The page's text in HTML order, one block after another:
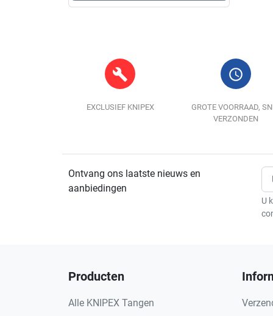
build
EXCLUSIEF KNIPEX
query_builder
GROTE VOORRAAD,
VERZONDEN
Ontvang ons laatste nieuws en
aanbiedingen
U
Producten
Alle KNIPEX Tangen